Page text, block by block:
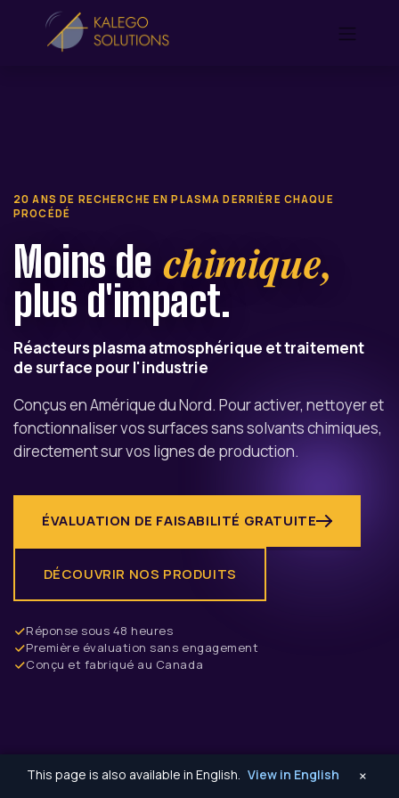
20 ANS DE RECHERCHE EN PLASMA DERRIÈRE CHAQUE
PROCÉDÉ
Moins de chimique,
plus d'impact.
Réacteurs plasma atmosphérique et traitement
de surface pour l'industrie
Conçus en Amérique du Nord. Pour activer, nettoyer et
fonctionnaliser vos surfaces sans solvants chimiques,
directement sur vos lignes de production.
ÉVALUATION DE FAISABILITÉ GRATUITE
DÉCOUVRIR NOS PRODUITS
Réponse sous 48 heures
Première évaluation sans engagement
Conçu et fabriqué au Canada
This page is also available in English. View in English ×